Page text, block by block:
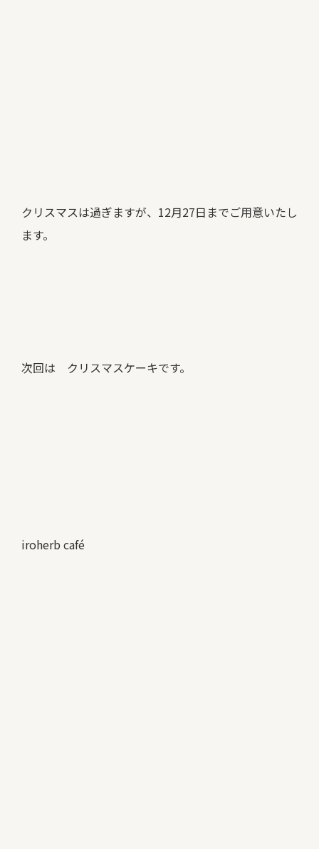
クリスマスは過ぎますが、12月27日までご用意いたし
ます。
次回は クリスマスケーキです。
iroherb café